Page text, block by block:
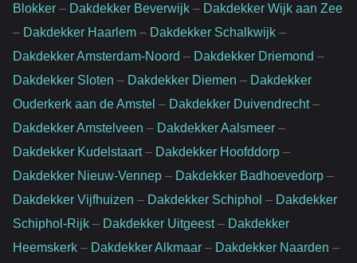
Blokker – Dakdekker Beverwijk – Dakdekker Wijk aan Zee
– Dakdekker Haarlem – Dakdekker Schalkwijk –
Dakdekker Amsterdam-Noord – Dakdekker Driemond –
Dakdekker Sloten – Dakdekker Diemen – Dakdekker
Ouderkerk aan de Amstel – Dakdekker Duivendrecht–
Dakdekker Amstelveen – Dakdekker Aalsmeer –
Dakdekker Kudelstaart– Dakdekker Hoofddorp –
Dakdekker Nieuw-Vennep – Dakdekker Badhoevedorp –
Dakdekker Vijfhuizen – Dakdekker Schiphol – Dakdekker
Schiphol-Rijk – Dakdekker Uitgeest– Dakdekker
Heemskerk – Dakdekker Alkmaar – Dakdekker Naarden –